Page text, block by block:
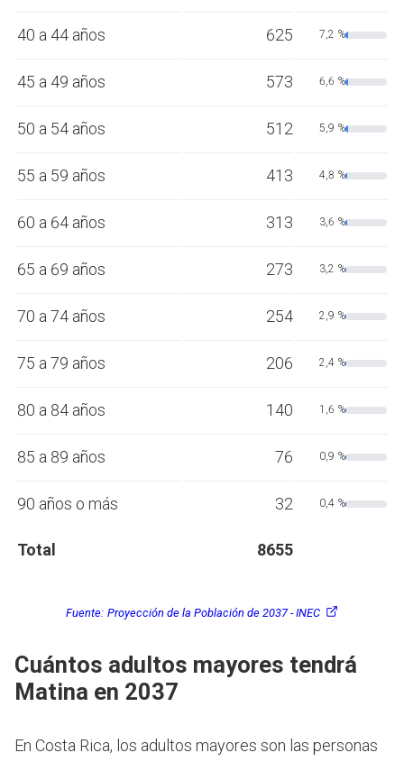
40 a 44 años 625 7,2 %
45 a 49 años 573 6,6 %
50 a 54 años 512 5,9 %
55 a 59 años 413 4,8 %
60 a 64 años 313 3,6 %
65 a 69 años 273 3,2 %
70 a 74 años 254 2,9 %
75 a 79 años 206 2,4 %
80 a 84 años 140 1,6 %
85 a 89 años 76 0,9 %
90 años o más 32 0,4 %
Total 8655
Fuente: Proyección de la Población de 2037 - INEC
Cuántos adultos mayores tendrá
Matina en 2037
En Costa Rica, los adultos mayores son las personas